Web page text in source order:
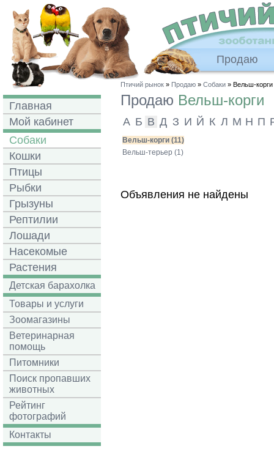
Продаю
Главная
Мой кабинет
Собаки
Кошки
Птицы
Рыбки
Грызуны
Рептилии
Лошади
Насекомые
Растения
Детская барахолка
Товары и услуги
Зоомагазины
Ветеринарная
помощь
Питомники
Поиск пропавших
животных
Рейтинг
фотографий
Контакты
Птичий рынок » Продаю » Собаки » Вельш-корги
Продаю Вельш-корги
А Б В Д З И Й К Л М Н П
Вельш-корги (11)
Вельш-терьер (1)
Объявления не найдены